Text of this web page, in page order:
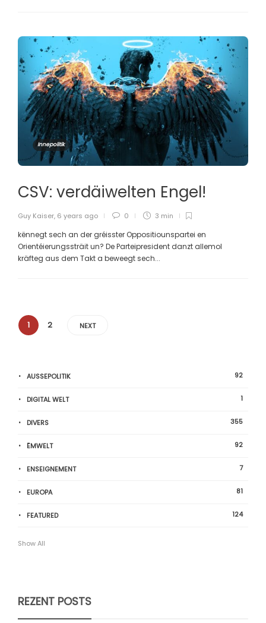
Innepolitik
CSV: verdäiwelten Engel!
Guy Kaiser, 6 years ago 0 3 min
kënnegt sech an der gréisster Oppositiounspartei en
Orientéierungssträit un? De Parteipresident danzt allemol
kräfteg aus dem Takt a beweegt sech...
1 2 NEXT
AUSSEPOLITIK 92
DIGITAL WELT 1
DIVERS 355
ËMWELT 92
ENSEIGNEMENT 7
EUROPA 81
FEATURED 124
Show All
REZENT POSTS